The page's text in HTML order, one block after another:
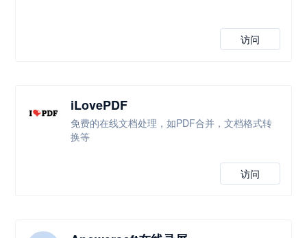
访问
iLovePDF
免费的在线文档处理，如PDF合并，文档格式转
换等
访问